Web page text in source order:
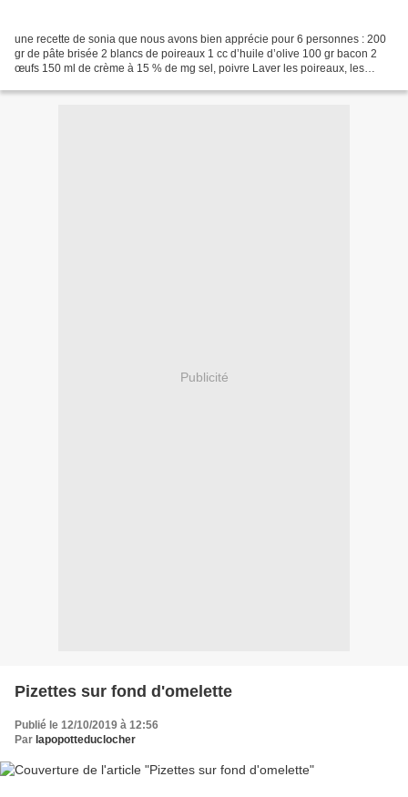
une recette de sonia que nous avons bien apprécie pour 6 personnes : 200
gr de pâte brisée 2 blancs de poireaux 1 cc d’huile d’olive 100 gr bacon 2
œufs 150 ml de crème à 15 % de mg sel, poivre Laver les poireaux, les
Publicité
Pizettes sur fond d'omelette
Publié le 12/10/2019 à 12:56
Par lapopotteduclocher